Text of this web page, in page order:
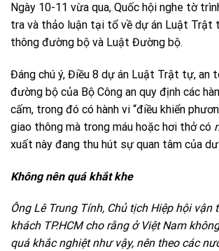
Ngày 10-11 vừa qua, Quốc hội nghe tờ
tra và thảo luận tại tổ về dự án Luật Trật
thông đường bộ và Luật Đường bộ.
Đáng chú ý, Điều 8 dự án Luật Trật tự, an
đường bộ của Bộ Công an quy định các
cấm, trong đó có hành vi “điều khiển
giao thông mà trong máu hoặc hơi thở có
xuất này đang thu hút sự quan tâm của dư
Không nên quá khắt khe
Ông Lê Trung Tính, Chủ tịch Hiệp hội vận
khách TP.HCM cho rằng ở Việt Nam
quá khắc nghiệt như vậy, nên theo các